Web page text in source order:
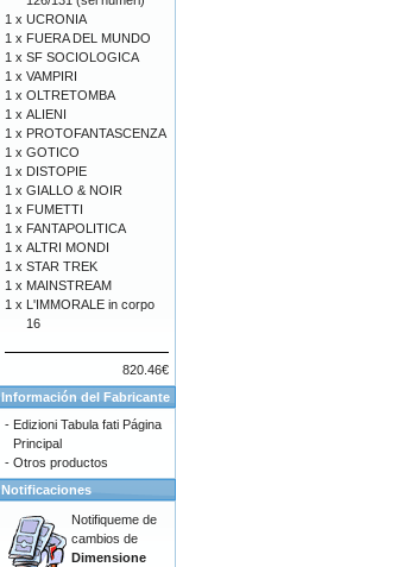
1 x UCRONIA
1 x FUERA DEL MUNDO
1 x SF SOCIOLOGICA
1 x VAMPIRI
1 x OLTRETOMBA
1 x ALIENI
1 x PROTOFANTASCENZA
1 x GOTICO
1 x DISTOPIE
1 x GIALLO & NOIR
1 x FUMETTI
1 x FANTAPOLITICA
1 x ALTRI MONDI
1 x STAR TREK
1 x MAINSTREAM
1 x L'IMMORALE in corpo
16
820.46€
Información del Fabricante
- Edizioni Tabula fati Página
Principal
- Otros productos
Notificaciones
Notifiqueme de
cambios de
Dimensione